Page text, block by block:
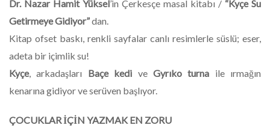
Dr. Nazar Hamit Yüksel’in Çerkesçe masal kitabı / “Kyçe Su
Getirmeye Gidiyor”dan.
Kitap ofset baskı, renkli sayfalar canlı resimlerle süslü; eser,
adeta bir içimlik su!
Kyçe, arkadaşları Baçe kedi ve Gyrıko turna ile ırmağın
kenarına gidiyor ve serüven başlıyor.
ÇOCUKLAR İÇİN YAZMAK EN ZORU